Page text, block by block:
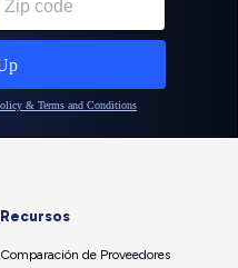
Recursos
Comparación de Proveedores